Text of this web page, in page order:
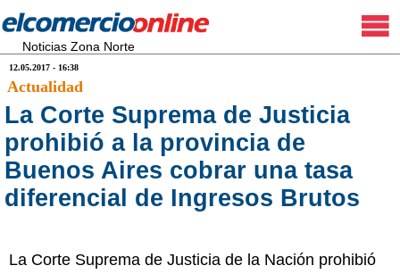
Noticias Zona Norte
12.05.2017 - 16:38
Actualidad
La Corte Suprema de Justicia
prohibió a la provincia de
Buenos Aires cobrar una tasa
diferencial de Ingresos Brutos
La Corte Suprema de Justicia de la Nación prohibió